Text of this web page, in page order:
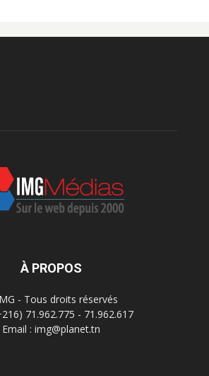
À PROPOS
- Tous droits réservés
71.962.775 - 71.962.617
Email : img@planet.tn